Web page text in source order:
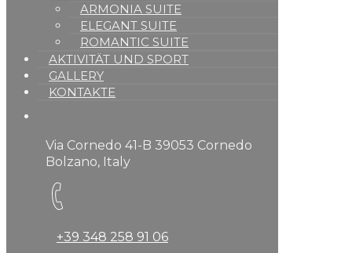
ARMONIA SUITE
ELEGANT SUITE
ROMANTIC SUITE
AKTIVITÄT UND SPORT
GALLERY
KONTAKTE
Via Cornedo 41-B 39053 Cornedo
Bolzano, Italy
+39 348 258 91 06